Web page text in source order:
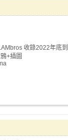
收錄2022年底到
+插圖